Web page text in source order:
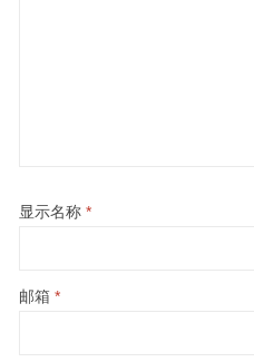
显示名称 *
邮箱 *